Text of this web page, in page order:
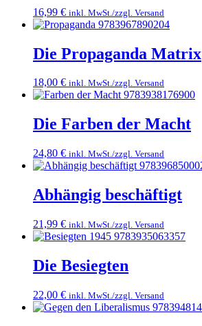
16,99 € inkl. MwSt./zzgl. Versand
Die Propaganda Matrix
18,00 € inkl. MwSt./zzgl. Versand
Die Farben der Macht
24,80 € inkl. MwSt./zzgl. Versand
Abhängig beschäftigt
21,99 € inkl. MwSt./zzgl. Versand
Die Besiegten
22,00 € inkl. MwSt./zzgl. Versand